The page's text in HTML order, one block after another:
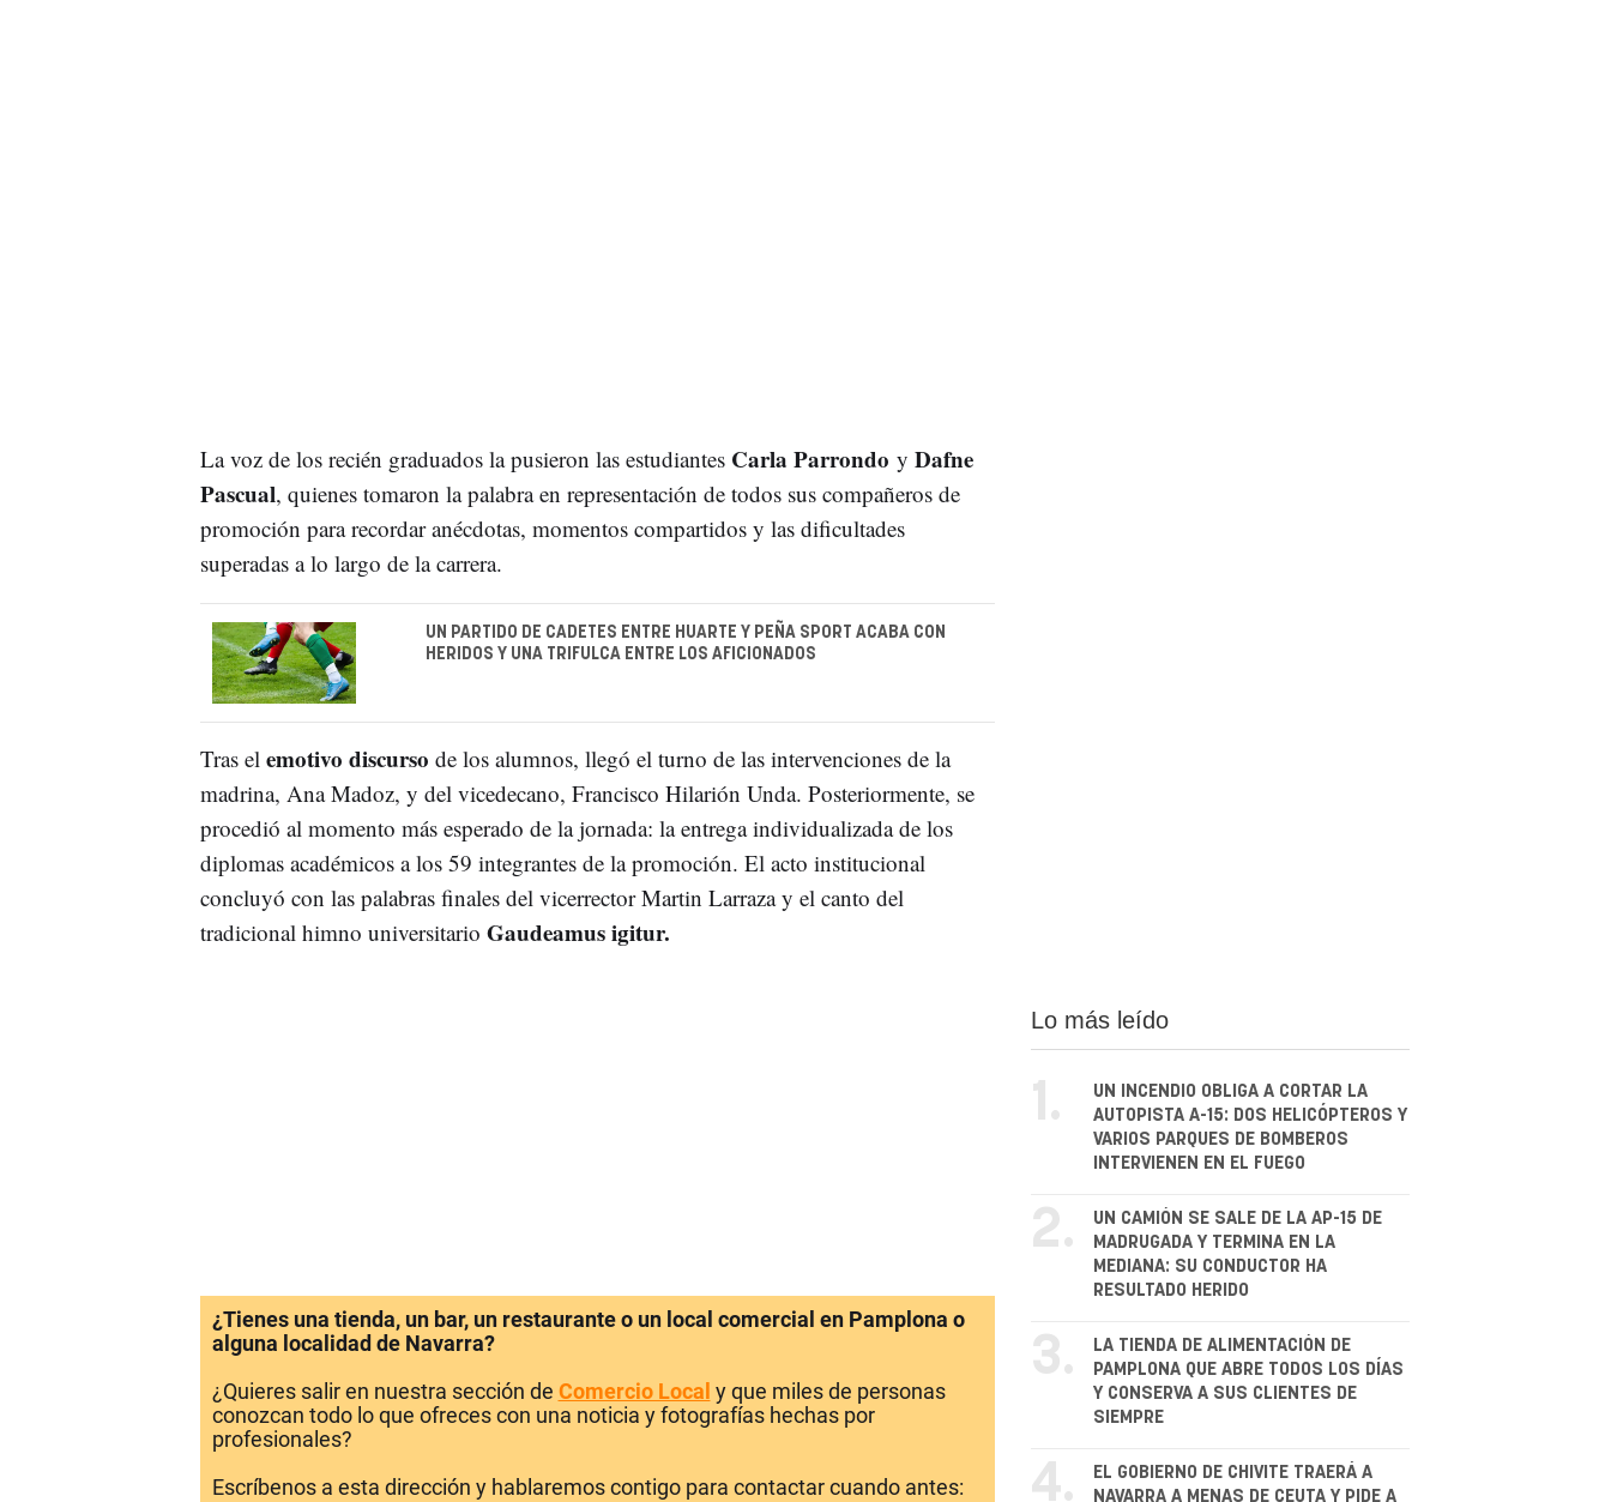
La voz de los recién graduados la pusieron las estudiantes Carla Parrondo y Dafne
Pascual, quienes tomaron la palabra en representación de todos sus compañeros de
promoción para recordar anécdotas, momentos compartidos y las dificultades
superadas a lo largo de la carrera.
UN PARTIDO DE CADETES ENTRE HUARTE Y PEÑA SPORT ACABA CON
HERIDOS Y UNA TRIFULCA ENTRE LOS AFICIONADOS
Tras el emotivo discurso de los alumnos, llegó el turno de las intervenciones de la
madrina, Ana Madoz, y del vicedecano, Francisco Hilarión Unda. Posteriormente, se
procedió al momento más esperado de la jornada: la entrega individualizada de los
diplomas académicos a los 59 integrantes de la promoción. El acto institucional
concluyó con las palabras finales del vicerrector Martin Larraza y el canto del
tradicional himno universitario Gaudeamus igitur.
¿Tienes una tienda, un bar, un restaurante o un local comercial en Pamplona o
alguna localidad de Navarra?
¿Quieres salir en nuestra sección de Comercio Local y que miles de personas
conozcan todo lo que ofreces con una noticia y fotografías hechas por
profesionales?
Escríbenos a esta dirección y hablaremos contigo para contactar cuando antes:
Lo más leído
1.
UN INCENDIO OBLIGA A CORTAR LA
AUTOPISTA A-15: DOS HELICÓPTEROS Y
VARIOS PARQUES DE BOMBEROS
INTERVIENEN EN EL FUEGO
2.
UN CAMIÓN SE SALE DE LA AP-15 DE
MADRUGADA Y TERMINA EN LA
MEDIANA: SU CONDUCTOR HA
RESULTADO HERIDO
3.
LA TIENDA DE ALIMENTACIÓN DE
PAMPLONA QUE ABRE TODOS LOS DÍAS
Y CONSERVA A SUS CLIENTES DE
SIEMPRE
4.
EL GOBIERNO DE CHIVITE TRAERÁ A
NAVARRA A MENAS DE CEUTA Y PIDE A